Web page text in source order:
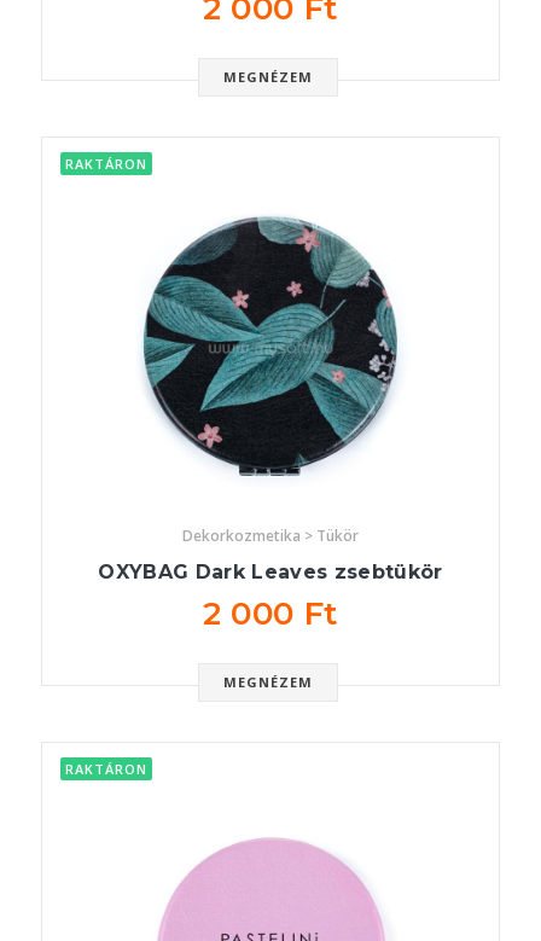
2 000 Ft
MEGNÉZEM
RAKTÁRON
Dekorkozmetika > Tükör
OXYBAG Dark Leaves zsebtükör
2 000 Ft
MEGNÉZEM
RAKTÁRON